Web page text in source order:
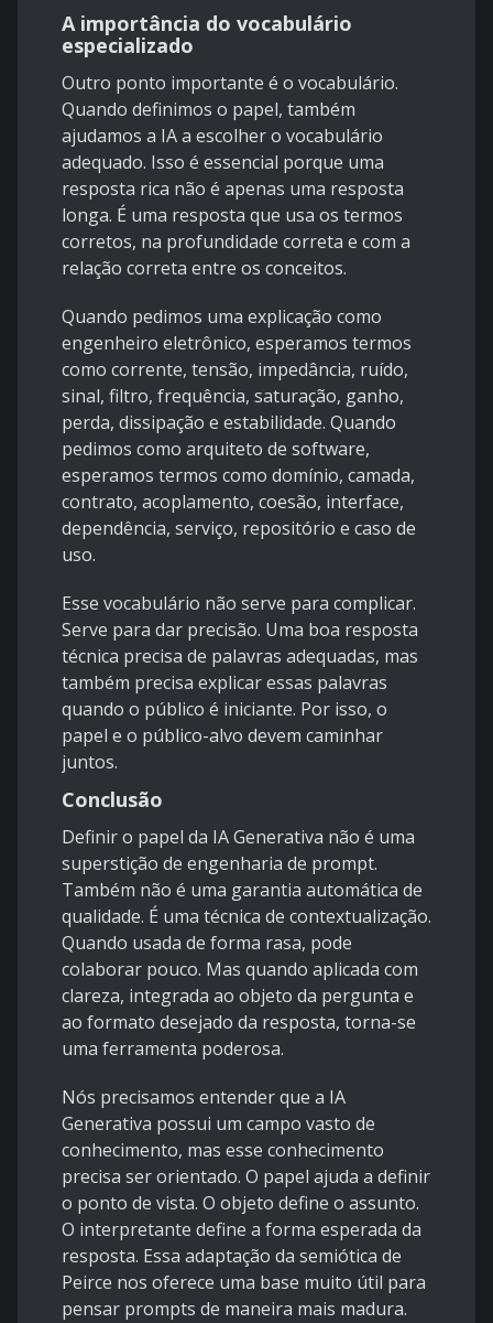
A importância do vocabulário
especializado
Outro ponto importante é o vocabulário.
Quando definimos o papel, também
ajudamos a IA a escolher o vocabulário
adequado. Isso é essencial porque uma
resposta rica não é apenas uma resposta
longa. É uma resposta que usa os termos
corretos, na profundidade correta e com a
relação correta entre os conceitos.
Quando pedimos uma explicação como
engenheiro eletrônico, esperamos termos
como corrente, tensão, impedância, ruído,
sinal, filtro, frequência, saturação, ganho,
perda, dissipação e estabilidade. Quando
pedimos como arquiteto de software,
esperamos termos como domínio, camada,
contrato, acoplamento, coesão, interface,
dependência, serviço, repositório e caso de
uso.
Esse vocabulário não serve para complicar.
Serve para dar precisão. Uma boa resposta
técnica precisa de palavras adequadas, mas
também precisa explicar essas palavras
quando o público é iniciante. Por isso, o
papel e o público-alvo devem caminhar
juntos.
Conclusão
Definir o papel da IA Generativa não é uma
superstição de engenharia de prompt.
Também não é uma garantia automática de
qualidade. É uma técnica de contextualização.
Quando usada de forma rasa, pode
colaborar pouco. Mas quando aplicada com
clareza, integrada ao objeto da pergunta e
ao formato desejado da resposta, torna-se
uma ferramenta poderosa.
Nós precisamos entender que a IA
Generativa possui um campo vasto de
conhecimento, mas esse conhecimento
precisa ser orientado. O papel ajuda a definir
o ponto de vista. O objeto define o assunto.
O interpretante define a forma esperada da
resposta. Essa adaptação da semiótica de
Peirce nos oferece uma base muito útil para
pensar prompts de maneira mais madura.